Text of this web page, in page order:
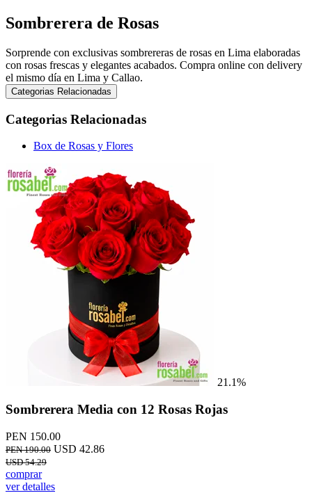
Sombrerera de Rosas
Sorprende con exclusivas sombrereras de rosas en Lima elaboradas
con rosas frescas y elegantes acabados. Compra online con delivery
el mismo día en Lima y Callao.
Categorias Relacionadas
Categorias Relacionadas
Box de Rosas y Flores
21.1%
Sombrerera Media con 12 Rosas Rojas
PEN 150.00
PEN 190.00 USD 42.86
USD 54.29
comprar
ver detalles